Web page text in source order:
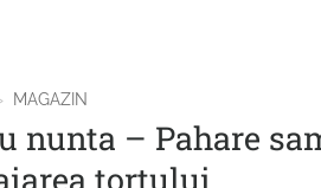
MAGAZIN
nunta – Pahare
tortului